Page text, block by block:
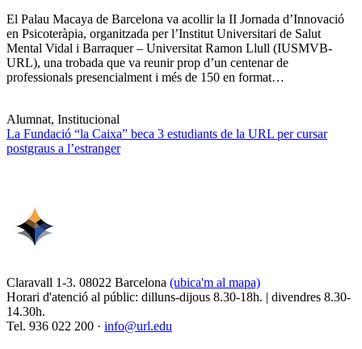
El Palau Macaya de Barcelona va acollir la II Jornada d’Innovació
en Psicoteràpia, organitzada per l’Institut Universitari de Salut
Mental Vidal i Barraquer – Universitat Ramon Llull (IUSMVB-
URL), una trobada que va reunir prop d’un centenar de
professionals presencialment i més de 150 en format…
Alumnat, Institucional
La Fundació “la Caixa” beca 3 estudiants de la URL per cursar
postgraus a l’estranger
Claravall 1-3. 08022 Barcelona (ubica'm al mapa)
Horari d'atenció al públic: dilluns-dijous 8.30-18h. | divendres 8.30-
14.30h.
Tel. 936 022 200 · info@url.edu